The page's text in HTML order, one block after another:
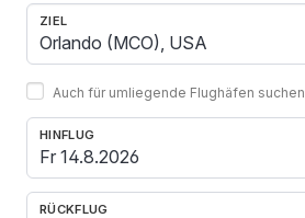
ZIEL
Auch für umliegende Flughäfen suchen
HINFLUG
RÜCKFLUG